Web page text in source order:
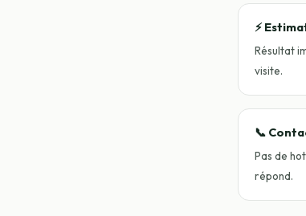
⚡
Résultat
visite.
📞
Pas de
répond.